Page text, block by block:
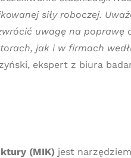
siły roboczej.
uwagę na
jak i w firmach
ekspert z biura
(MIK) jest